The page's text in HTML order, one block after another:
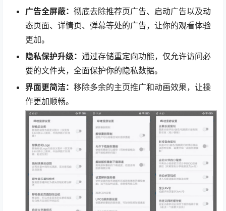
广告全屏蔽： 彻底去除推荐页广告、启动广告以及动
态页面、详情页、弹幕等处的广告，让你的观看体验
更加。
隐私保护升级： 通过存储重定向功能，仅允许访问必
要的文件夹，全面保护你的隐私数据。
界面更简洁： 移除多余的主页推广和动画效果，让操
作更加顺畅。